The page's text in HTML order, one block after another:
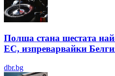
Полша стана шестата
ЕС, изпреварвайки
dbr.bg